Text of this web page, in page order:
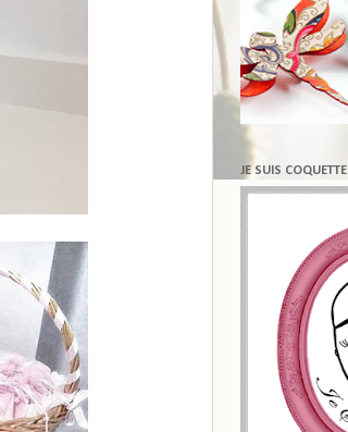
JE SUIS COQUETTE